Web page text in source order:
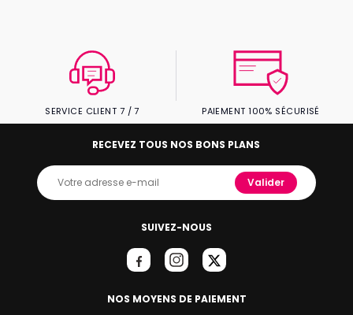
SERVICE CLIENT 7 / 7 PAIEMENT 100% SÉCURISÉ
SUIVEZ-NOUS
NOS MOYENS DE PAIEMENT
RECEVEZ TOUS NOS BONS PLANS
Valider